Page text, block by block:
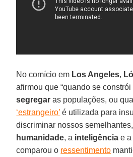
No comício em Los Angeles,
afirmou que “quando se constrói
segregar as populações, ou
‘estrangeiro’ é utilizada para
discriminar nossos
humanidade, a inteligência e a
comparou o ressentimento